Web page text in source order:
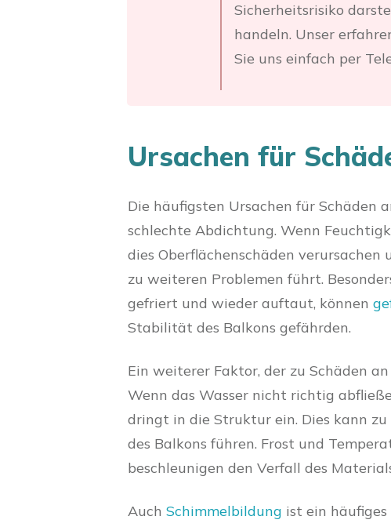
Sicherheitsrisiko
handeln. Unser
Sie uns einfach per
Ursachen für
Die häufigsten Ursachen für Schäden
schlechte Abdichtung. Wenn
dies Oberflächenschäden verursachen
zu weiteren Problemen führt.
gefriert und wieder auftaut, können
Stabilität des Balkons gefährden.
Ein weiterer Faktor, der zu Schäden
Wenn das Wasser nicht richtig
dringt in die Struktur ein. Dies kann
des Balkons führen. Frost und
beschleunigen den Verfall des
Auch Schimmelbildung ist ein